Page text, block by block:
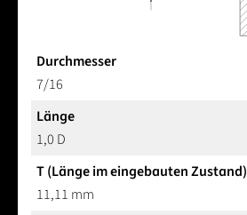
Durchmesser
7/16
Länge
1,0 D
T (Länge im eingebauten Zustand)
11,11 mm